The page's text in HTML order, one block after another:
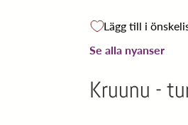
Lägg till i
Se alla nyanser
Kruunu -